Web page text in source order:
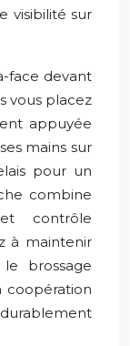
visibilité sur
face devant
vous placez
appuyée
mains sur
pour un
combine
contrôle
à maintenir
brossage
coopération